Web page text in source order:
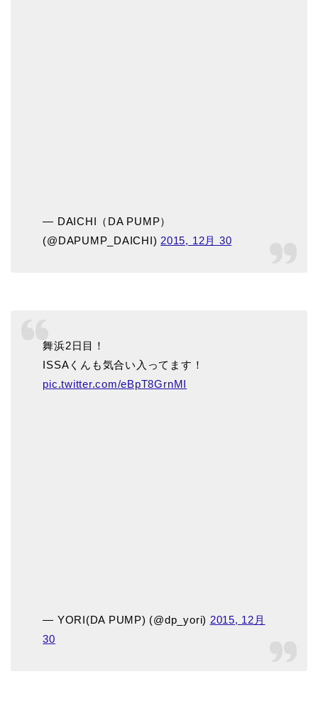
— DAICHI（DA PUMP）
(@DAPUMP_DAICHI) 2015, 12月 30
舞浜2日目！
ISSAくんも気合い入ってます！
pic.twitter.com/eBpT8GrnMI
— YORI(DA PUMP) (@dp_yori) 2015, 12月
30